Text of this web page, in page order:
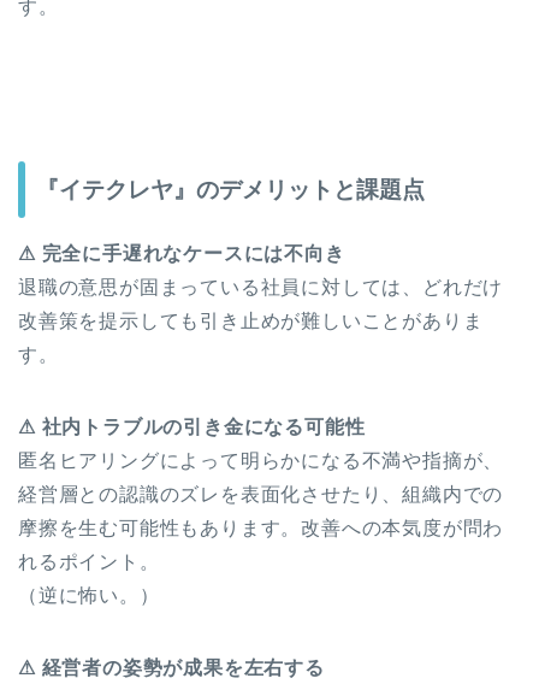
す。
『イテクレヤ』のデメリットと課題点
⚠ 完全に手遅れなケースには不向き
退職の意思が固まっている社員に対しては、どれだけ
改善策を提示しても引き止めが難しいことがありま
す。
⚠ 社内トラブルの引き金になる可能性
匿名ヒアリングによって明らかになる不満や指摘が、
経営層との認識のズレを表面化させたり、組織内での
摩擦を生む可能性もあります。改善への本気度が問わ
れるポイント。
（逆に怖い。）
⚠ 経営者の姿勢が成果を左右する